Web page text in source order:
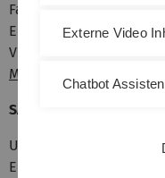
Faktor SARS-CoV-2
Ergebnisse helfen
Virus zu verbessern“,
Molekulare Virologie
SARS-CoV-2 hat sich
Und so funktioniert die
Ein Protein namens
Externe Video
Chatbot